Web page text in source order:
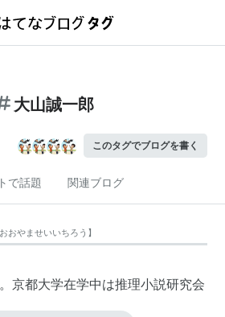
大山誠一郎
このタグでブログを書く
で話題 関連ブログ
おおやませいいちろう 】
京都大学在学中は推理小説研究会